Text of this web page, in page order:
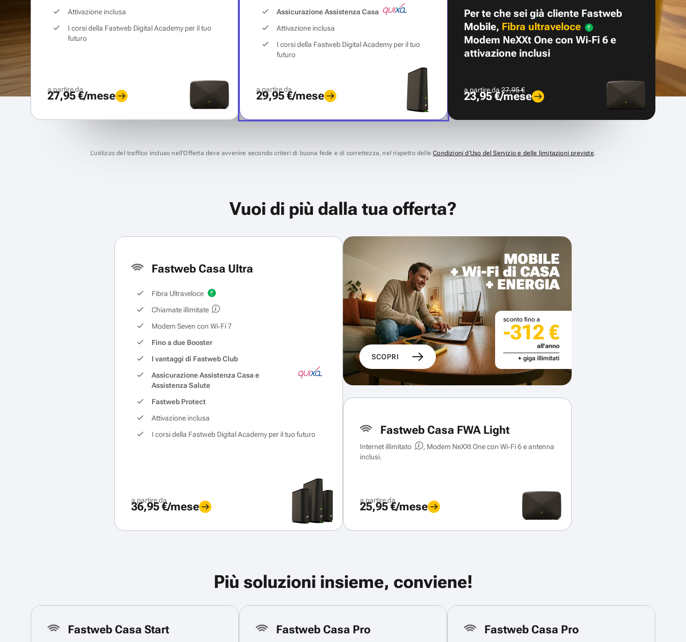
Attivazione inclusa
I corsi della Fastweb Digital Academy per il tuo
futuro
a partire da
27,95 €/mese
Assicurazione Assistenza Casa
Attivazione inclusa
I corsi della Fastweb Digital Academy per il tuo
futuro
a partire da
29,95 €/mese
Per te che sei già cliente Fastweb
Mobile, Fibra ultraveloce
Modem NeXXt One con Wi‑Fi 6 e
attivazione inclusi
a partire da27,95 €
23,95 €/mese
L’utilizzo del traffico incluso nell’Offerta deve avvenire secondo criteri di buona fede e di correttezza, nel rispetto delleCondizioni d’Uso del Servizio e delle limitazioni previste.
Vuoi di più dalla tua offerta?
Fastweb Casa Ultra
Fibra Ultraveloce
Chiamate illimitate
Modem Seven con Wi‑Fi 7
Fino a due Booster
I vantaggi di Fastweb Club
Assicurazione Assistenza Casa e
Assistenza Salute
Fastweb Protect
Attivazione inclusa
I corsi della Fastweb Digital Academy per il tuo futuro
a partire da
36,95 €/mese
MOBILE
+ Wi-Fi di CASA
+ ENERGIA
SCOPRI
sconto fino a
-312 €
all'anno
+ giga illimitati
Fastweb Casa FWA Light
Internet illimitato
, Modem NeXXt One con Wi‑Fi 6 e antenna
inclusi.
a partire da
25,95 €/mese
Più soluzioni insieme, conviene!
Fastweb Casa Start Fastweb Casa Pro
Fastweb Casa Pro